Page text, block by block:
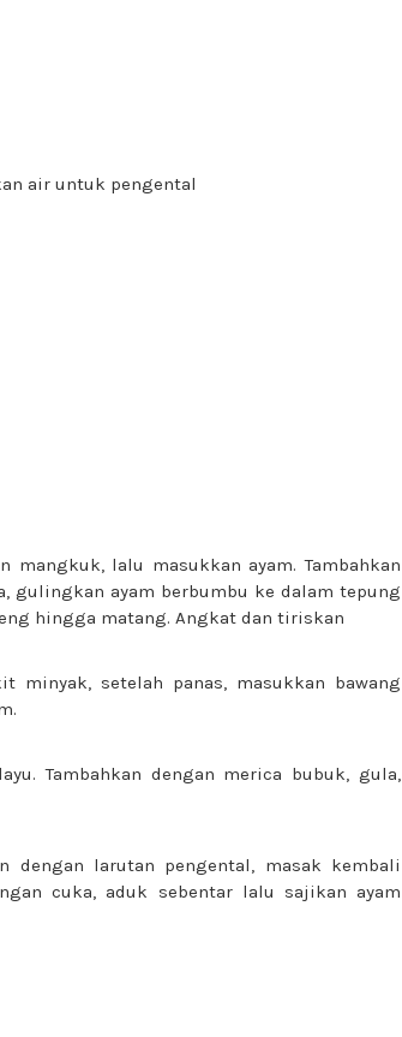
air untuk pengental
lalu masukkan ayam. Tambahkan
gulingkan ayam berbumbu ke dalam tepung
hingga matang. Angkat dan tiriskan
minyak, setelah panas, masukkan bawang
Tambahkan dengan merica bubuk, gula,
dengan larutan pengental, masak kembali
cuka, aduk sebentar lalu sajikan ayam